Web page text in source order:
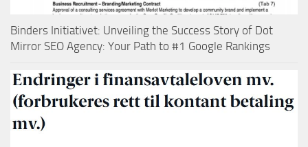
Binders Initiativet: Unveiling the Success Story of Dot
Mirror SEO Agency: Your Path to #1 Google Rankings